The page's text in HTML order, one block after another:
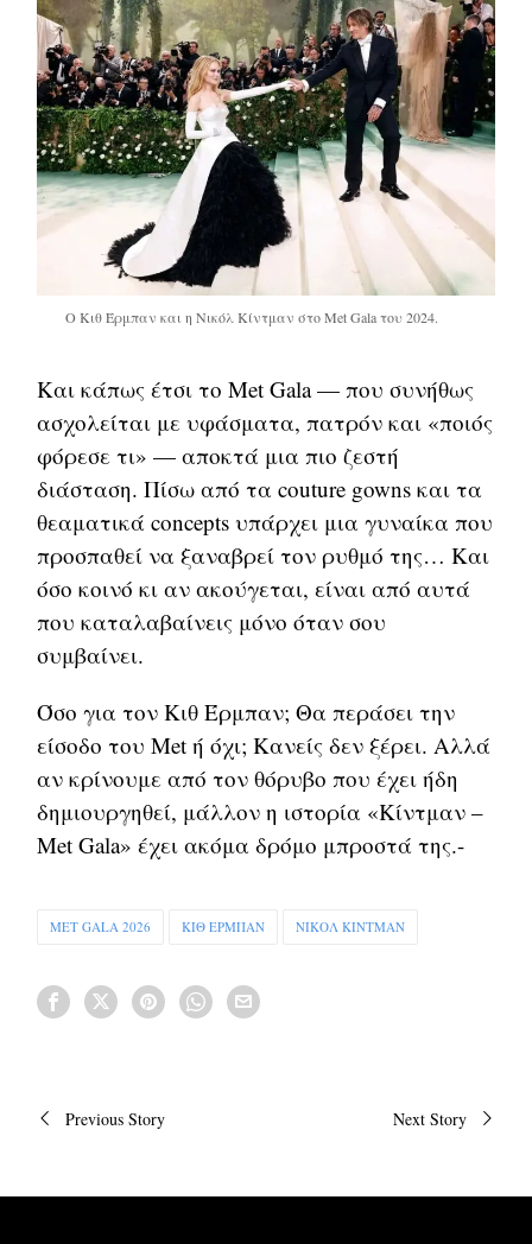
Ο Κιθ Έρμπαν και η Νικόλ Κίντμαν στο Met Gala του 2024.
Και κάπως έτσι το Met Gala — που συνήθως
ασχολείται με υφάσματα, πατρόν και «ποιός
φόρεσε τι» — αποκτά μια πιο ζεστή
διάσταση. Πίσω από τα couture gowns και τα
θεαματικά concepts υπάρχει μια γυναίκα που
προσπαθεί να ξαναβρεί τον ρυθμό της… Και
όσο κοινό κι αν ακούγεται, είναι από αυτά
που καταλαβαίνεις μόνο όταν σου
συμβαίνει.
Όσο για τον Κιθ Έρμπαν; Θα περάσει την
είσοδο του Met ή όχι; Κανείς δεν ξέρει. Αλλά
αν κρίνουμε από τον θόρυβο που έχει ήδη
δημιουργηθεί, μάλλον η ιστορία «Κίντμαν –
Met Gala» έχει ακόμα δρόμο μπροστά της.-
MET GALA 2026 ΚΙΘ ΈΡΜΠΑΝ ΝΙΚΌΛ ΚΊΝΤΜΑΝ
Πλοήγηση
Previous Story Next Story